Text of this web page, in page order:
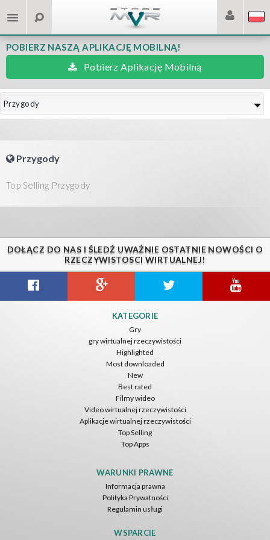
POBIERZ NASZĄ APLIKACJĘ MOBILNĄ!
Pobierz Aplikację Mobilną
Przygody
Przygody
Top Selling Przygody
DOŁĄCZ DO NAS I ŚLEDŹ UWAŻNIE OSTATNIE NOWOŚCI O
RZECZYWISTOSCI WIRTUALNEJ!
KATEGORIE
Gry
gry wirtualnej rzeczywistości
Highlighted
Most downloaded
New
Best rated
Filmy wideo
Video wirtualnej rzeczywistości
Aplikacje wirtualnej rzeczywistości
Top Selling
Top Apps
WARUNKI PRAWNE
Informacja prawna
Polityka Prywatności
Regulamin usługi
WSPARCIE